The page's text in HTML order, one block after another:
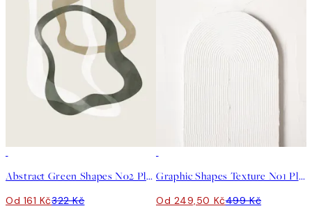
Abstract Green Shapes No2 Plakát
Od 161 Kč322 Kč
Graphic Shapes Texture No1 Plakát
Od 249,50 Kč499 Kč